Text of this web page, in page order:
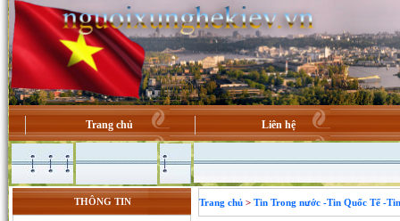
Trang chủ Liên hệ
THÔNG TIN Trang chủ > Tin Trong nước -Tin Quốc Tế -